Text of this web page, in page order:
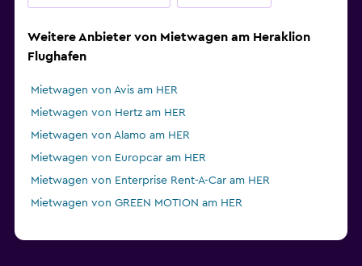
Weitere Anbieter von Mietwagen am Heraklion
Flughafen
Mietwagen von Avis am HER
Mietwagen von Hertz am HER
Mietwagen von Alamo am HER
Mietwagen von Europcar am HER
Mietwagen von Enterprise Rent-A-Car am HER
Mietwagen von GREEN MOTION am HER